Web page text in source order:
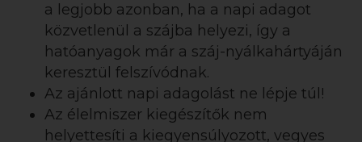
a legjobb azonban, ha a napi adagot
közvetlenül a szájba helyezi, így a
hatóanyagok már a száj-nyálkahártyáján
keresztül felszívódnak.
Az ajánlott napi adagolást ne lépje túl!
Az élelmiszer kiegészítők nem
helyettesíti a kiegyensúlyozott, vegyes